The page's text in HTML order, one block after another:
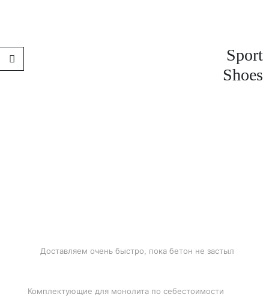
Sport
Shoes
Доставляем очень быстро, пока бетон не застыл
Комплектующие для монолита по себестоимости